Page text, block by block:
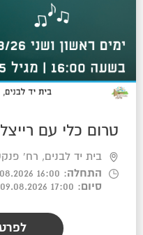
טרום כלי עם רייצל
בית יד לבנים, רח' פנקס 63 תל
התחלה: 16:00 09.08.2026
סיום: 17:00 09.08.2026